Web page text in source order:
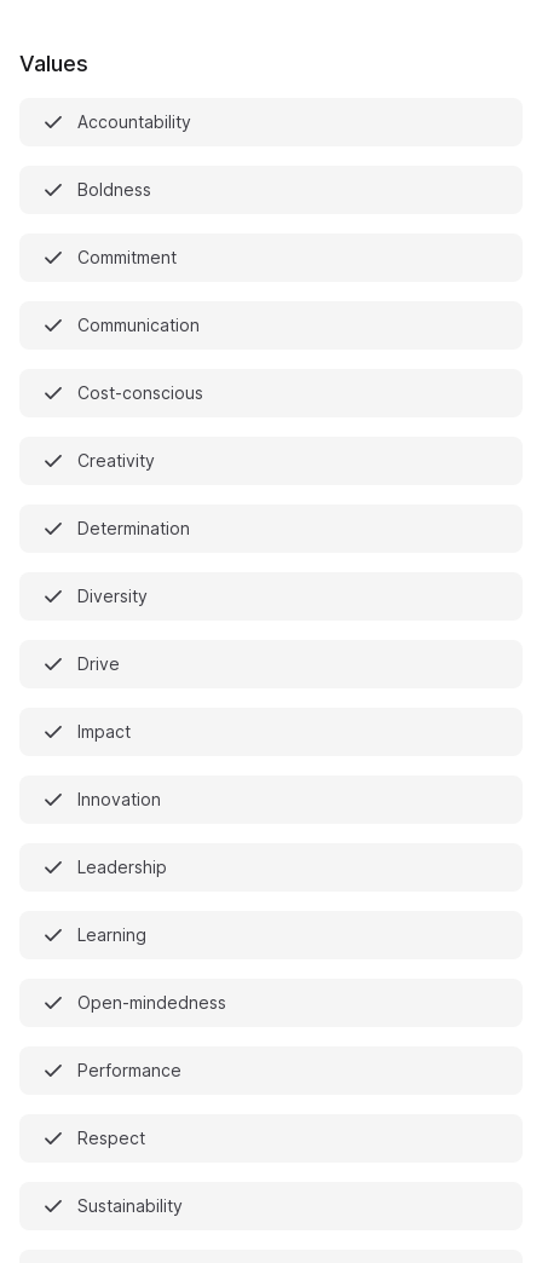
Values
Accountability
Boldness
Commitment
Communication
Cost-conscious
Creativity
Determination
Diversity
Drive
Impact
Innovation
Leadership
Learning
Open-mindedness
Performance
Respect
Sustainability